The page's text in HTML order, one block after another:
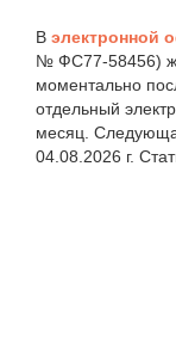
В электронной
№ ФС77-58456)
моментально
отдельный
месяц.
04.08.2026 г.